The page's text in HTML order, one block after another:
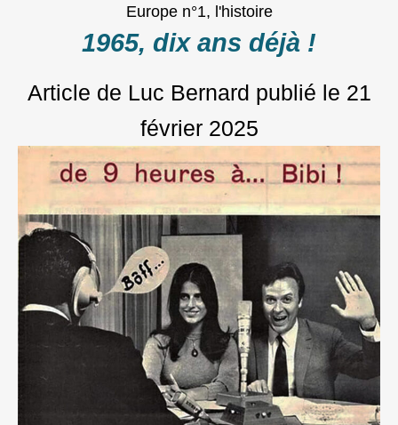
Europe n°1, l'histoire
1965, dix ans déjà !
Article de Luc Bernard publié le 21
février 2025